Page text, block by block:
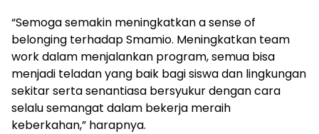
“Semoga semakin meningkatkan a sense of
belonging terhadap Smamio. Meningkatkan team
work dalam menjalankan program, semua bisa
menjadi teladan yang baik bagi siswa dan lingkungan
sekitar serta senantiasa bersyukur dengan cara
selalu semangat dalam bekerja meraih
keberkahan,” harapnya.